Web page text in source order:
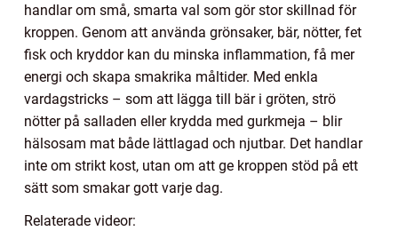
handlar om små, smarta val som gör stor skillnad för
kroppen. Genom att använda grönsaker, bär, nötter, fet
fisk och kryddor kan du minska inflammation, få mer
energi och skapa smakrika måltider. Med enkla
vardagstricks – som att lägga till bär i gröten, strö
nötter på salladen eller krydda med gurkmeja – blir
hälsosam mat både lättlagad och njutbar. Det handlar
inte om strikt kost, utan om att ge kroppen stöd på ett
sätt som smakar gott varje dag.
Relaterade videor: